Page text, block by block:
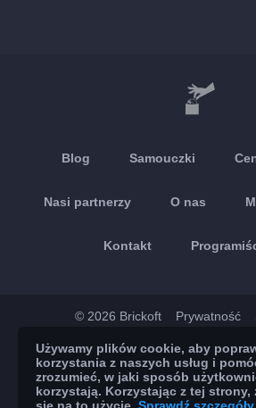
Blog Samouczki
Nasi partnerzy O nas
Kontakt
© 2026 Brickoft Prywatność
App Store
Używamy plików cookie, aby
korzystania z naszych usług i
zrozumieć, w jaki sposób
korzystają. Korzystając z tej strony,